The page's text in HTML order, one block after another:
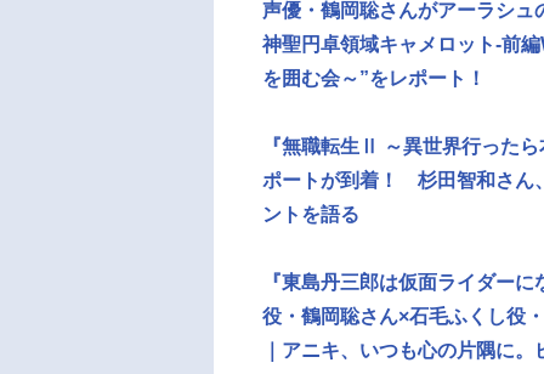
声優・鶴岡聡さんがアーラシ
神聖円卓領域キャメロット-前
を囲む会～”をレポート！
『無職転生Ⅱ ～異世界行った
ポートが到着！ 杉田智和さん
ントを語る
『東島丹三郎は仮面ライダー
役・鶴岡聡さん×石毛ふくし役
｜アニキ、いつも心の片隅に